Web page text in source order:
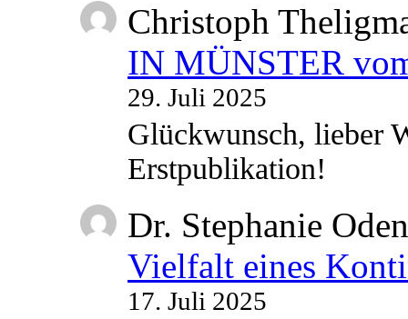
Christoph
IN MÜNSTER
29. Juli 2025
Glückwunsch, lieber
Erstpublikation!
Dr. Stephanie
Vielfalt eines
17. Juli 2025